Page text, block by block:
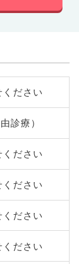
ださい
診療）
ださい
ださい
ださい
ださい